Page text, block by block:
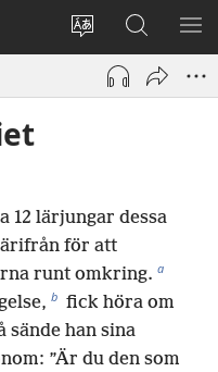
Ändra
webbplatsens
språk
Logga
(öppnar
Sök
på
jw.org
12 lärjungar dessa
för att
runt omkring. a
b fick höra om
sände han sina
”Är du den som